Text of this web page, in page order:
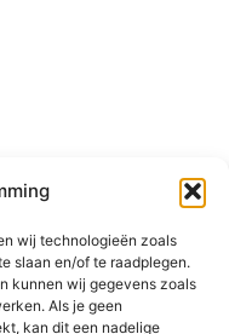
wij technologieën zoals
slaan en/of te raadplegen.
kunnen wij gegevens zoals
Als je geen
kan dit een nadelige